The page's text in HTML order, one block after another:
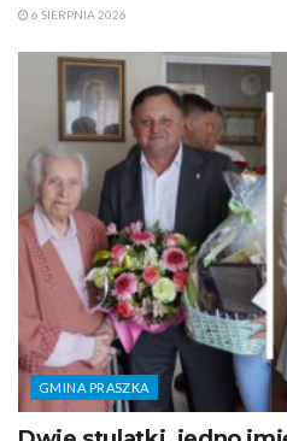
6 SIERPNIA 2026
GMINA PRASZKA